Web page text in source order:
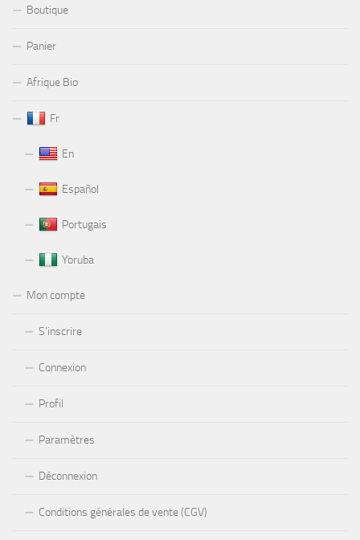
Boutique
Panier
Afrique Bio
Fr
En
Español
Portugais
Yoruba
Mon compte
S’inscrire
Connexion
Profil
Paramètres
Déconnexion
Conditions générales de vente (CGV)